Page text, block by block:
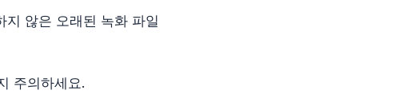
않은 오래된 녹화 파일
주의하세요.